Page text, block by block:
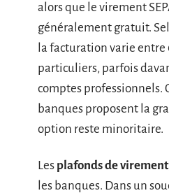
alors que le virement
généralement gratuit.
la facturation varie entre
particuliers, parfois
comptes professionnels.
banques proposent la
option reste minoritaire.
Les plafonds de virement
les banques. Dans un